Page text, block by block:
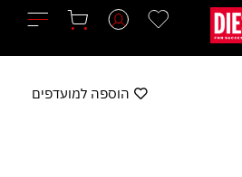
הוספה למועדפים